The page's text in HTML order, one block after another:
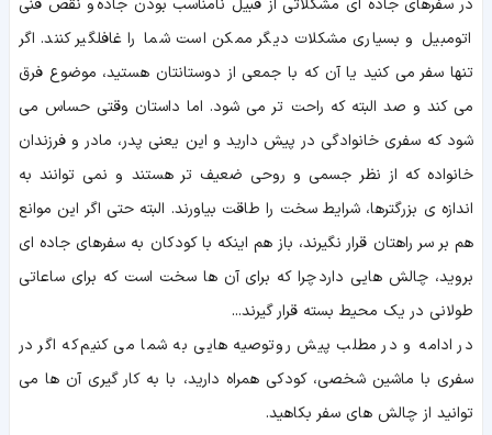
در سفرهای جاده ای مشکلاتی از قبیل نامناسب بودن جاده و نقص فنی
اتومبیل و بسیاری مشکلات دیگر ممکن است شما را غافلگیر کنند. اگر
تنها سفر می کنید یا آن که با جمعی از دوستانتان هستید، موضوع فرق
می کند و صد البته که راحت تر می شود. اما داستان وقتی حساس می
شود که سفری خانوادگی در پیش دارید و این یعنی پدر، مادر و فرزندان
خانواده که از نظر جسمی و روحی ضعیف تر هستند و نمی توانند به
اندازه ی بزرگترها، شرایط سخت را طاقت بیاورند. البته حتی اگر این موانع
هم بر سر راهتان قرار نگیرند، باز هم اینکه با کودکان به سفرهای جاده ای
بروید، چالش هایی دارد چرا که برای آن ها سخت است که برای ساعاتی
طولانی در یک محیط بسته قرار گیرند...
در ادامه و در مطلب پیش رو توصیه هایی به شما می کنیم که اگر در
سفری با ماشین شخصی، کودکی همراه دارید، با به کار گیری آن ها می
توانید از چالش های سفر بکاهید.